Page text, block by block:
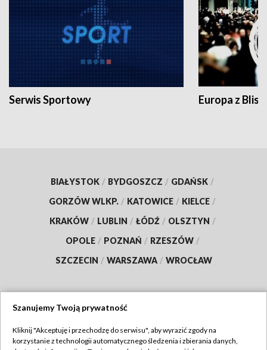
Serwis Sportowy Europa z
BIAŁYSTOK / BYDGOSZCZ / GDAŃSK /
GORZÓW WLKP. / KATOWICE / KIELCE /
KRAKÓW / LUBLIN / ŁÓDŹ / OLSZTYN /
OPOLE / POZNAŃ / RZESZÓW /
SZCZECIN / WARSZAWA / WROCŁAW
TVP
Szanujemy Twoją prywatność
Kliknij "Akceptuję i przechodzę do serwisu", aby wyrazić zgody na
korzystanie z technologii automatycznego śledzenia i zbierania danych,